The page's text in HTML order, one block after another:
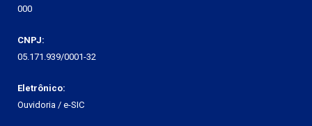
000
CNPJ:
05.171.939/0001-32
Eletrônico:
Ouvidoria / e-SIC